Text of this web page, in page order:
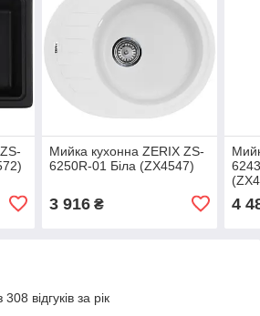
Мийка кухонна ZERIX ZS-
6250R-01 Біла (ZX4547)
3 916₴ 4
відгуків за рік